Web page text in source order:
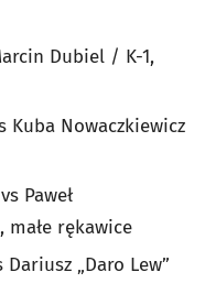
Dubiel / K-1,
Kuba Nowaczkiewicz
Paweł
małe rękawice
„Daro Lew”